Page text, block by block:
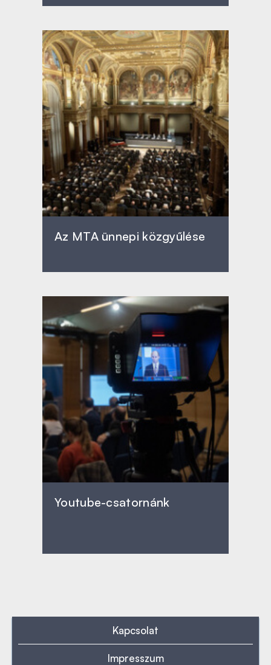
Az MTA ünnepi közgyűlése
Youtube-csatornánk
Kapcsolat
Impresszum